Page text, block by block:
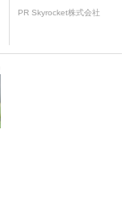
PR Skyrocket株式会社